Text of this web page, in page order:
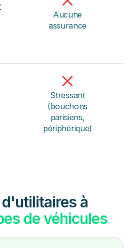
Aucune
assurance
Stressant
(bouchons
parisiens,
périphérique)
à
de véhicules